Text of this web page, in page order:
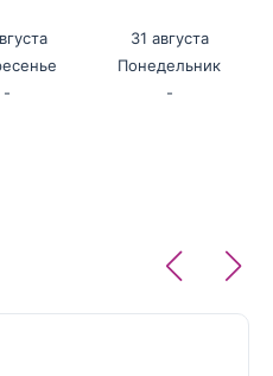
-
31 августа
Понедельник
-